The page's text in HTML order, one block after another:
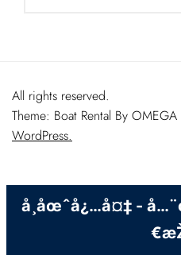
All rights reserved.
Theme: Boat Rental By OMEGA
WordPress.